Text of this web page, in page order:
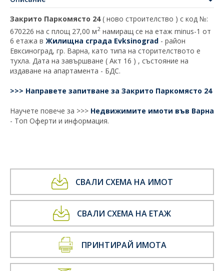
Закрито Паркомясто 24( ново строителство ) с код №:
670226 на с площ 27,00 м2 намиращ се на етаж minus-1 от
6 етажа в Жилищна сграда Evksinograd - район
Евксиноград, гр. Варна, като типа на сторителството е
тухла. Дата на завършване ( Акт 16 ) , състояние на
издаване на апартамента - БДС.
>>> Направете запитване за Закрито Паркомясто 24
Научете повече за >>> Недвижимите имоти във Варна
- Топ Оферти и информация.
СВАЛИ СХЕМА НА ИМОТ
СВАЛИ СХЕМА НА ЕТАЖ
ПРИНТИРАЙ ИМОТА